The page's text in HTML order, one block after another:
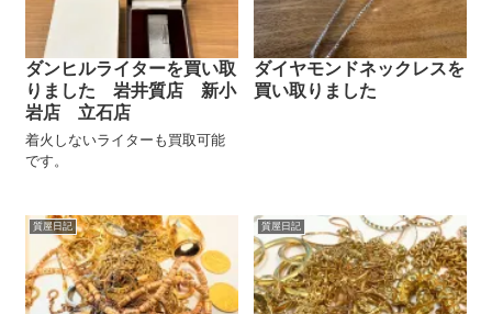
ダンヒルライターを買い取
りました 岩井質店 新小
岩店 立石店
着火しないライターも買取可能
です。
ダイヤモンドネックレスを
買い取りました
質屋日記 質屋日記